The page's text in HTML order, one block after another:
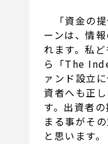
「資金の提
ーンは、情
れます。私
ら「The
ァンド設立
資者へも正
す。出資者
まる事がそ
と思います。